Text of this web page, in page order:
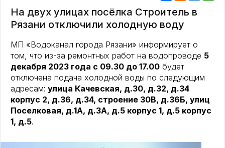
На двух улицах посёлка Строитель в
Рязани отключили холодную воду
МП «Водоканал города Рязани» информирует о
том, что из-за ремонтных работ на водопроводе 5
декабря 2023 года с 09.30 до 17.00 будет
отключена подача холодной воды по следующим
адресам: улица Качевская, д.30, д.32, д.34
корпус 2, д.36, д.34, строение 30В, д.36Б, улиц
Поселковая, д.1А, д.3А, д.5 корпус 1, д.5 корпус
1, д.5.